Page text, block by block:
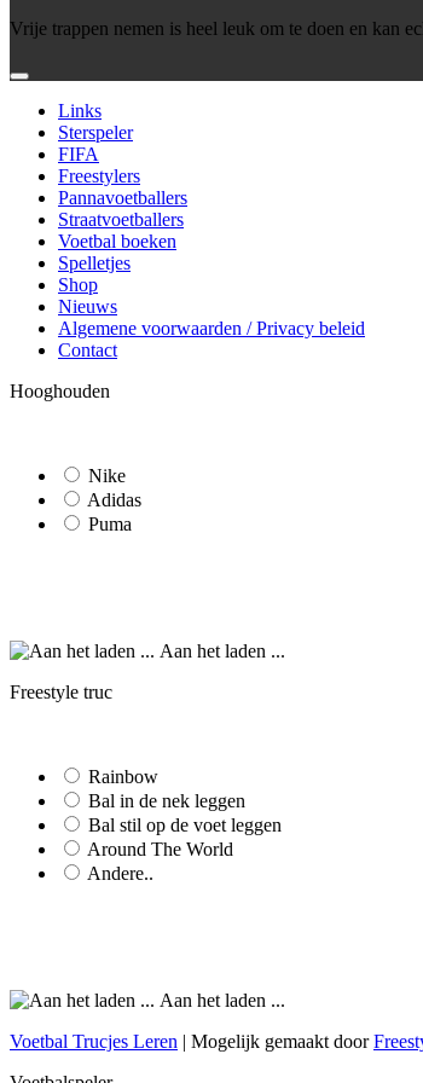
Vrije trappen nemen is heel leuk om te doen en kan
Links
Sterspeler
FIFA
Freestylers
Pannavoetballers
Straatvoetballers
Voetbal boeken
Spelletjes
Shop
Nieuws
Algemene voorwaarden / Privacy beleid
Contact
Hooghouden
Nike
Adidas
Puma
Aan het laden ...
Freestyle truc
Rainbow
Bal in de nek leggen
Bal stil op de voet leggen
Around The World
Andere..
Aan het laden ...
Voetbal Trucjes Leren | Mogelijk gemaakt door